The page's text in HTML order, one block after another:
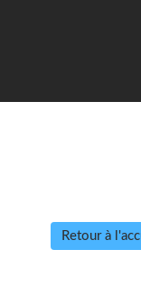
Retour à